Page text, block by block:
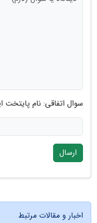
سوال اتفاقی: نام
ارسال
اخبار و مقالات مرتبط